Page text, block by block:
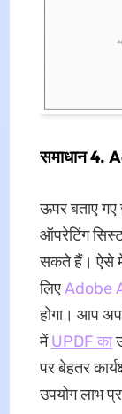
समाधान 4.
ऊपर बताए गए
ऑपरेटिंग
सकते हैं। ऐसे
लिएAdobe
होगा। आप
मेंUPDF का
पर बेहतर
उपयोग लाभ